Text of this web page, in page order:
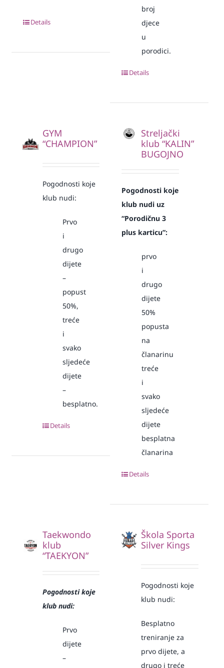
Details
broj
djece
u
porodici.
Details
GYM
“CHAMPION”
Pogodnosti koje
klub nudi:
Prvo
i
drugo
dijete
–
popust
50%,
treće
i
svako
sljedeće
dijete
–
besplatno.
Details
Streljački
klub “KALIN”
BUGOJNO
Pogodnosti koje
klub nudi uz
“Porodičnu 3
plus karticu”:
prvo
i
drugo
dijete
50%
popusta
na
članarinu
treće
i
svako
sljedeće
dijete
besplatna
članarina
Details
Taekwondo
klub
“TAEKYON”
Pogodnosti koje
klub nudi:
Prvo
dijete
–
Škola Sporta
Silver Kings
Pogodnosti koje
klub nudi:
Besplatno
treniranje za
prvo dijete, a
drugo i treće